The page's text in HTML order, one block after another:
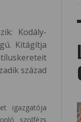
Kodály-
Kitágítja
század
igazgatója
szolfézs